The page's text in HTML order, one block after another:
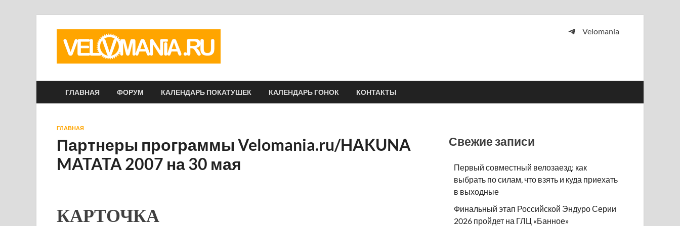
Velomania
ГЛАВНАЯ ФОРУМ КАЛЕНДАРЬ ПОКАТУШЕК КАЛЕНДАРЬ ГОНОК КОНТАКТЫ
ГЛАВНАЯ
Партнеры программы Velomania.ru/HAKUNA
MATATA 2007 на 30 мая
КАРТОЧКА
Свежие записи
Первый совместный велозаезд: как
выбрать по силам, что взять и куда приехать
в выходные
Финальный этап Российской Эндуро Серии
2026 пройдет на ГЛЦ «Банное»